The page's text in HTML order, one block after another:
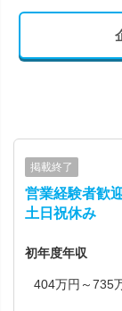
掲載終了
営業経験者歓
土日祝休み
初年度年収
404万円～735